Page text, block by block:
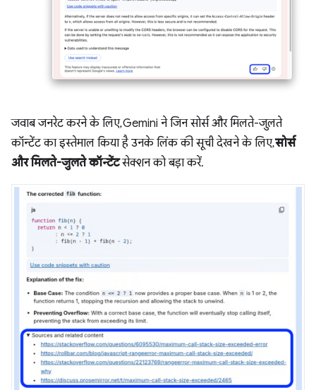
जवाब जनरेट करने के लिए, Gemini ने जिन सोर्स और मिलते-जुलते
कॉन्टेंट का इस्तेमाल किया है उनके लिंक की सूची देखने के लिए,सोर्स
और मिलते-जुलते कॉन्टेंटसेक्शन को बड़ा करें.